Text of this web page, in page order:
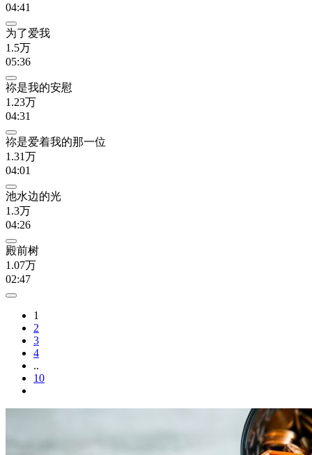
04:41
为了爱我
1.5万
05:36
祢是我的安慰
1.23万
04:31
祢是爱着我的那一位
1.31万
04:01
池水边的光
1.3万
04:26
殿前树
1.07万
02:47
1
2
3
4
..
10